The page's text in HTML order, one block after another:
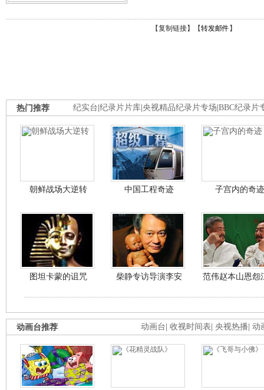
【复制链接】【转发邮件 】
纪实台 纪录片片库 央视精品纪录片专场 BBC纪录片
热门推荐
朝鲜战场大逆转 中国工程奇迹 子宫内的奇迹
图坦卡蒙的诅咒 柴静专访导演李安 范伟赵本山恩怨
动画台 收视时间表 央视热播 动
动画台推荐